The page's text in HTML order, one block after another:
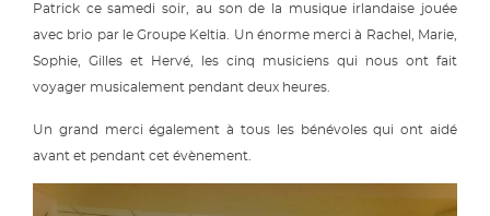
Patrick ce samedi soir, au son de la musique irlandaise jouée
avec brio par le Groupe Keltia. Un énorme merci à Rachel, Marie,
Sophie, Gilles et Hervé, les cinq musiciens qui nous ont fait
voyager musicalement pendant deux heures.
Un grand merci également à tous les bénévoles qui ont aidé
avant et pendant cet évènement.